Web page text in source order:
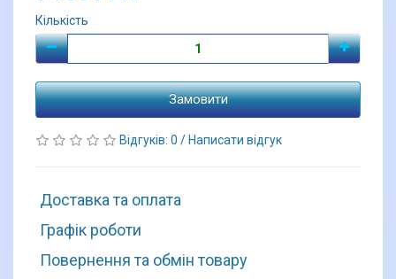
Кількість
Замовити
Відгуків: 0 / Написати відгук
Доставка та оплата
Графік роботи
Повернення та обмін товару